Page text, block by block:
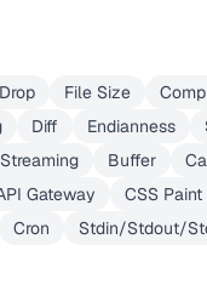
File Size
Diff Endianness
Streaming Buffer
Gateway CSS Paint
Cron Stdin/Stdout/